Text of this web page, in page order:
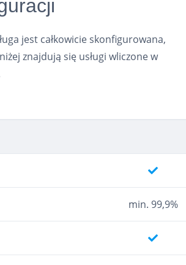
jest całkowicie skonfigurowana,
znajdują się usługi wliczone w
min. 99,9%